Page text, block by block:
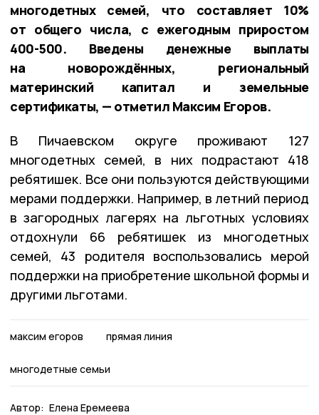
многодетных семей, что составляет 10%
от общего числа, с ежегодным приростом
400-500. Введены денежные выплаты
на новорождённых, региональный
материнский капитал и земельные
сертификаты, — отметил Максим Егоров.
В Пичаевском округе проживают 127
многодетных семей, в них подрастают 418
ребятишек. Все они пользуются действующими
мерами поддержки. Например, в летний период
в загородных лагерях на льготных условиях
отдохнули 66 ребятишек из многодетных
семей, 43 родителя воспользовались мерой
поддержки на приобретение школьной формы и
другими льготами.
максим егоров прямая линия
многодетные семьи
Автор: Елена Еремеева